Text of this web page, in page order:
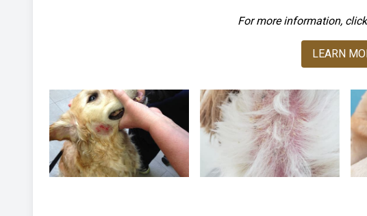
For more information,
LEARN